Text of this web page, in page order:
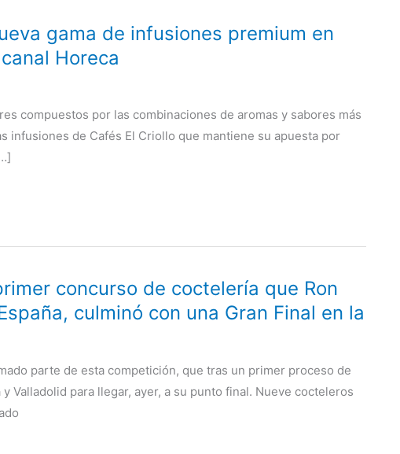
gama de infusiones premium en
Horeca
compuestos por las combinaciones de aromas y sabores más
infusiones de Cafés El Criollo que mantiene su apuesta por
concurso de coctelería que Ron
culminó con una Gran Final en la
parte de esta competición, que tras un primer proceso de
Valladolid para llegar, ayer, a su punto final. Nueve cocteleros